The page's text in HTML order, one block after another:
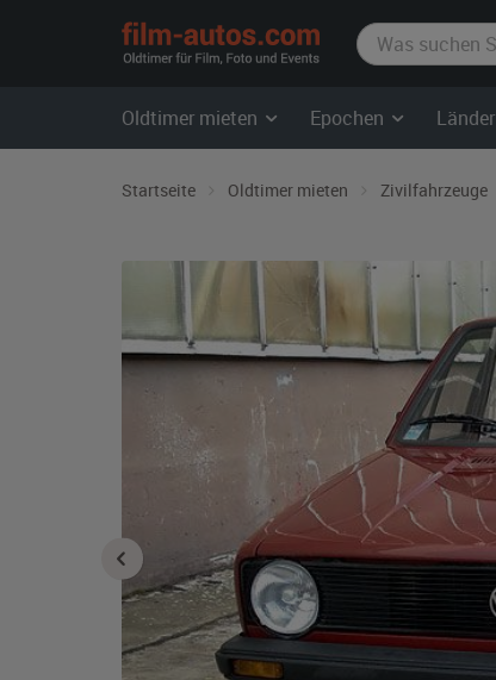
film-
autos.com
Oldtimer mieten Epochen Länder
Startseite Oldtimer mieten Zivilfahrzeuge